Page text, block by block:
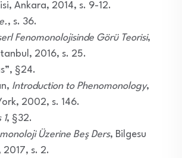
Ankara, 2014, s. 9-12.
, s. 36.
Fenomonolojisinde Görü Teorisi,
2016, s. 25.
§24.
Introduction to Phenomonology,
2002, s. 146.
1, §32.
Üzerine Beş Ders, Bilgesu
2017, s. 2.